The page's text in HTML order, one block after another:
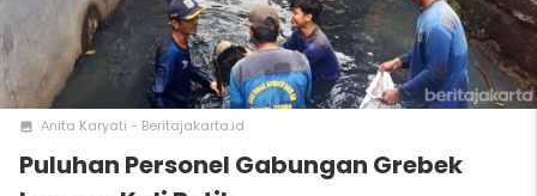
photo Anita Karyati - Beritajakarta.id
Puluhan Personel Gabungan Grebek